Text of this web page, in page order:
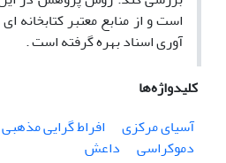
است و از منابع معتبر کتابخانه
آوری اسناد بهره گرفته است .
کلیدواژه‌ها
آسیای مرکزی
افراط گرایی مذهبی
دموکراسی
داعش